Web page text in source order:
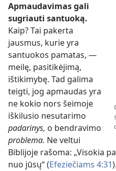
Apmaudavimas gali
sugriauti santuoką.
Kaip? Tai pakerta
jausmus, kurie yra
santuokos pamatas, —
meilę, pasitikėjimą,
ištikimybę. Tad galima
teigti, jog apmaudas yra
ne kokio nors šeimoje
iškilusio nesutarimo
padarinys, o bendravimo
problema. Ne veltui
Biblijoje rašoma: „Visokia
nuo jūsų“ (Efeziečiams 4:31).